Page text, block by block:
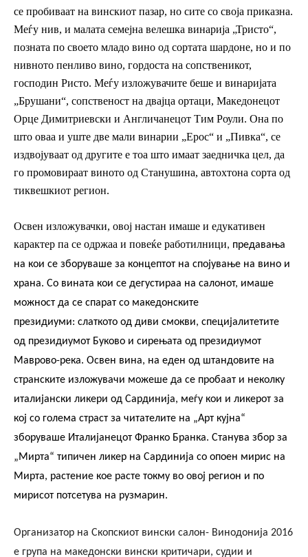
се пробиваат на винскиот пазар, но сите со своја приказна.
Меѓу нив, и малата семејна велешка винарија „Тристо“,
позната по своето младо вино од сортата шардоне, но и по
нивното пенливо вино, гордоста на сопственикот,
господин Ристо. Меѓу изложувачите беше и винаријата
„Брушани“, сопственост на двајца ортаци, Македонецот
Орце Димитриевски и Англичанецот Тим Роули. Она по
што оваа и уште две мали винарии „Ерос“ и „Пивка“, се
издвојуваат од другите е тоа што имаат заедничка цел, да
го промовираат виното од Станушина, автохтона сорта од
тиквешкиот регион.
Освен изложувачки, овој настан имаше и едукативен
карактер па се одржаа и повеќе работилници, предавања
на кои се зборуваше за концептот на спојување на вино и
храна. Со вината кои се дегустираа на салонот, имаше
можност да се спарат со македонските
президиуми: слаткото од диви смокви, специјалитетите
од президиумот Буково и сирењата од президиумот
Маврово-река. Освен вина, на еден од штандовите на
странските изложувачи можеше да се пробаат и неколку
италијански ликери од Сардинија, меѓу кои и ликерот за
кој со голема страст за читателите на „Арт кујна“
зборуваше Италијанецот Франко Бранка. Станува збор за
„Мирта“ типичен ликер на Сардинија со опоен мирис на
Мирта, растение кое расте токму во овој регион и по
мирисот потсетува на рузмарин.
Организатор на Скопскиот вински салон- Винодонија 2016
е група на македонски вински критичари, судии и